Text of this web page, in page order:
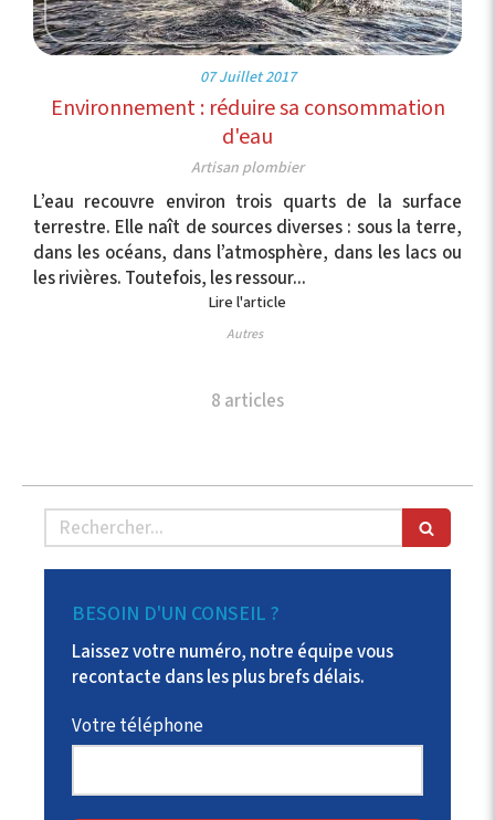
07 Juillet 2017
Environnement : réduire sa consommation
d'eau
Artisan plombier
L’eau recouvre environ trois quarts de la surface
terrestre. Elle naît de sources diverses : sous la terre,
dans les océans, dans l’atmosphère, dans les lacs ou
les rivières. Toutefois, les ressour...
Lire l'article
Autres
8 articles
Rechercher
BESOIN D'UN CONSEIL ?
Laissez votre numéro, notre équipe vous
recontacte dans les plus brefs délais.
Votre téléphone